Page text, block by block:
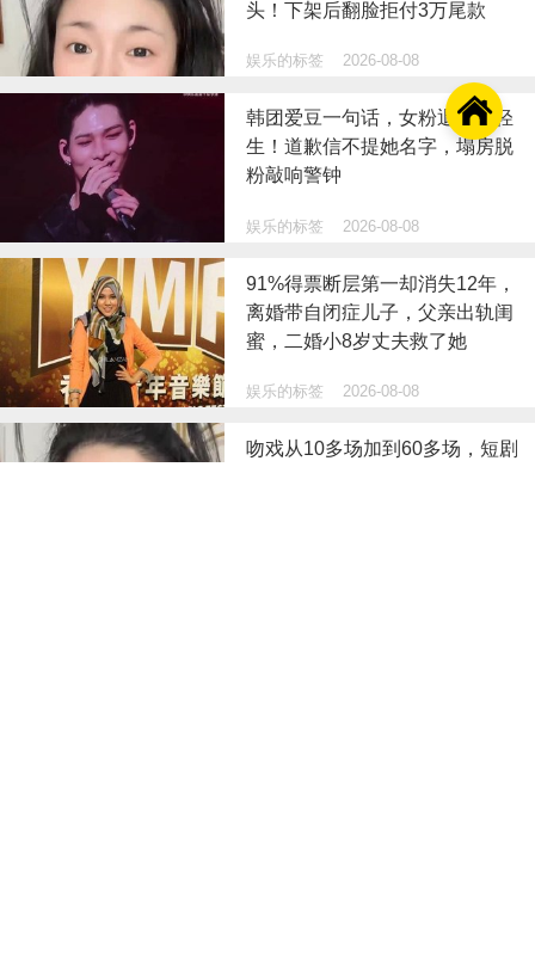
头！下架后翻脸拒付3万尾款
娱乐的标签 2026-08-08
韩团爱豆一句话，女粉退圈又轻
生！道歉信不提她名字，塌房脱
粉敲响警钟
娱乐的标签 2026-08-08
91%得票断层第一却消失12年，
离婚带自闭症儿子，父亲出轨闺
蜜，二婚小8岁丈夫救了她
娱乐的标签 2026-08-08
吻戏从10多场加到60多场，短剧
